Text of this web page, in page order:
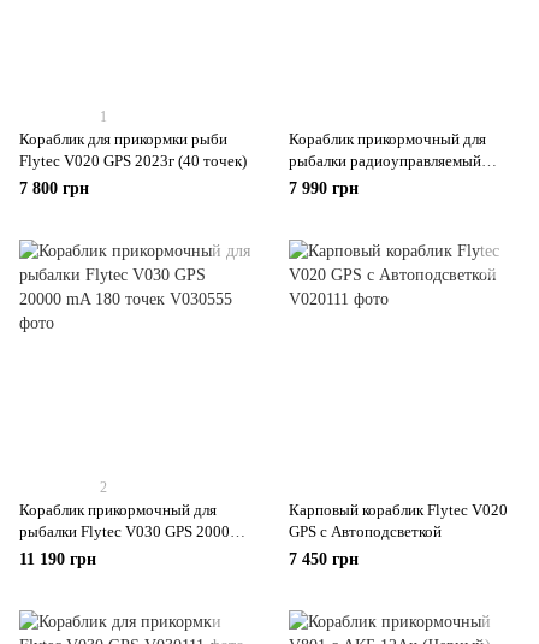
1
Кораблик для прикормки рыби
Flytec V020 GPS 2023г (40 точек)
7 800 грн
Кораблик прикормочный для
рыбалки радиоуправляемый
Flytec V070 GPS NEW 2024
7 990 грн
2
Кораблик прикормочный для
рыбалки Flytec V030 GPS 20000
mA 180 точек
11 190 грн
Карповый кораблик Flytec V020
GPS с Автоподсветкой
7 450 грн